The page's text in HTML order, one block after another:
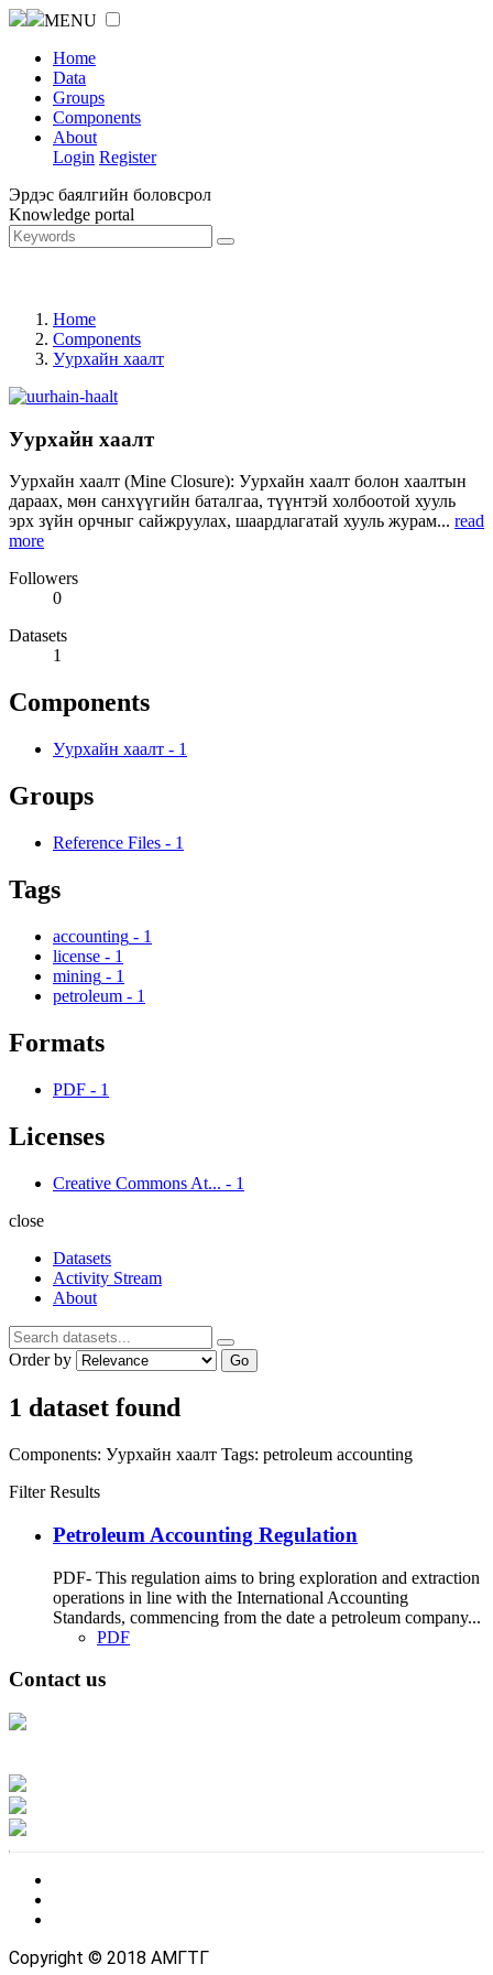
MENU
Home
Data
Groups
Components
About
Login Register
Эрдэс баялгийн боловсрол
Knowledge portal
Home
Components
Уурхайн хаалт
Уурхайн хаалт
Уурхайн хаалт (Mine Closure): Уурхайн хаалт болон хаалтын
дараах, мөн санхүүгийн баталгаа, түүнтэй холбоотой хууль
эрх зүйн орчныг сайжруулах, шаардлагатай хууль журам... read
more
Followers
0
Datasets
1
Components
Уурхайн хаалт - 1
Groups
Reference Files - 1
Tags
accounting - 1
license - 1
mining - 1
petroleum - 1
Formats
PDF - 1
Licenses
Creative Commons At... - 1
close
Datasets
Activity Stream
About
Order by Go
1 dataset found
Components: Уурхайн хаалт Tags: petroleum accounting
Filter Results
Petroleum Accounting Regulation
PDF- This regulation aims to bring exploration and extraction
operations in line with the International Accounting
Standards, commencing from the date a petroleum company...
PDF
Contact us
Copyright © 2018 АМГТГ